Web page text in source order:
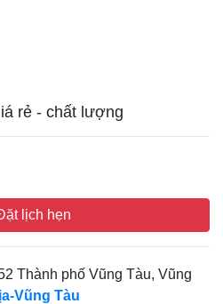
rẻ - chất lượng
lịch hẹn
Thành phố Vũng Tàu, Vũng
Vũng Tàu